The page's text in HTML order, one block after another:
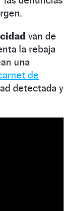
van de
la rebaja
una
de
detectada y